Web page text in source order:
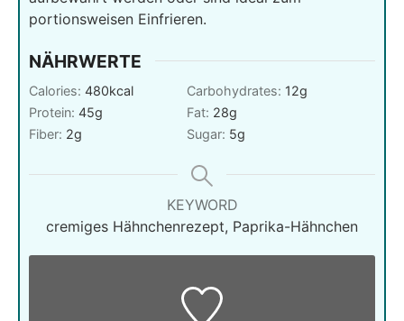
portionsweisen Einfrieren.
NÄHRWERTE
Calories: 480kcal Carbohydrates: 12g
Protein: 45g Fat: 28g
Fiber: 2g Sugar: 5g
KEYWORD
cremiges Hähnchenrezept, Paprika-Hähnchen